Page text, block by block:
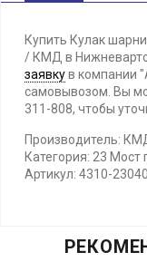
Купить Кулак
/ КМД в
заявкув компании
самовывозом. Вы
311-808, чтобы
Производитель:
Категория: 23
Артикул: 4310-